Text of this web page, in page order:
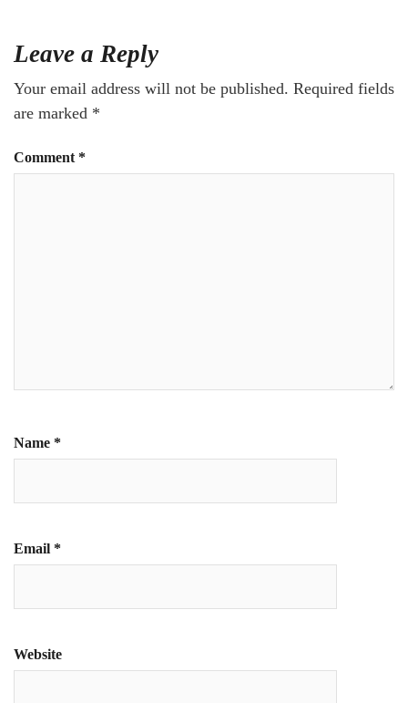
Leave a Reply
Your email address will not be published. Required fields
are marked *
Comment *
Name *
Email *
Website